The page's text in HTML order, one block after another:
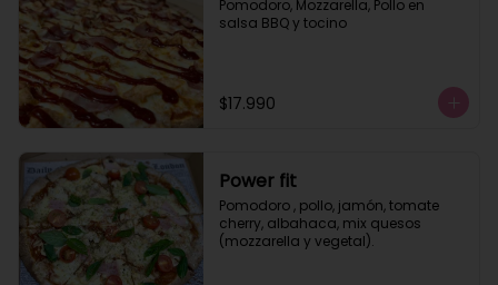
Pomodoro, Mozzarella, Pollo en
salsa BBQ y tocino
$17.990
Power fit
Pomodoro , pollo, jamón, tomate
cherry, albahaca, mix quesos
(mozzarella y vegetal).